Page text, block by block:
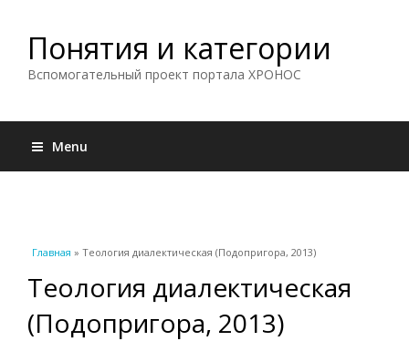
Понятия и категории
Вспомогательный проект портала ХРОНОС
Menu
Вы здесь
Главная » Теология диалектическая (Подопригора, 2013)
Теология диалектическая
(Подопригора, 2013)